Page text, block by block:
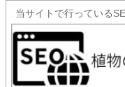
当サイトで行っている